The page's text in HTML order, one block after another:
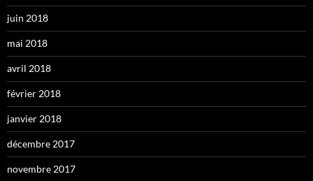
juin 2018
mai 2018
avril 2018
février 2018
janvier 2018
décembre 2017
novembre 2017